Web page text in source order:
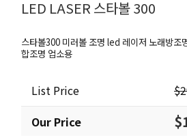
LED LASER 스타볼 300
스타볼300 미러볼 조명 led 레이저 노래방조
합조명 업소용
List Price
Our Price